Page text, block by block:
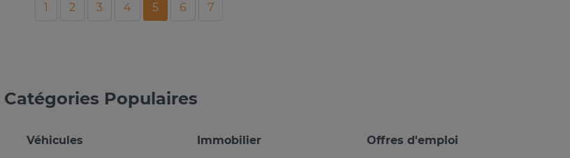
1 2 3 4 5 6 7
Catégories Populaires
Véhicules Immobilier Offres d'emploi